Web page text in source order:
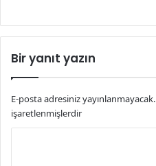
Bir yanıt yazın
E-posta adresiniz yayınlanmayacak.
işaretlenmişlerdir